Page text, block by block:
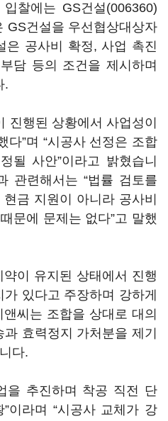
찰에는 GS건설(006360)
GS건설을 우선협상대상자
은 공사비 확정, 사업 촉진
담 등의 조건을 제시하며
.
진행된 상황에서 사업성이
다”며 “시공사 선정은 조합
될 사안”이라고 밝혔습니
관련해서는 “법률 검토를
금 지원이 아니라 공사비
문에 문제는 없다”고 말했
이 유지된 상태에서 진행
있다고 주장하며 강하게
씨는 조합을 상대로 대의
효력정지 가처분을 제기
다.
을 추진하며 착공 직전 단
이라며 “시공사 교체가 강